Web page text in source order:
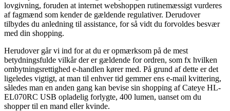
lovgivning, foruden at internet webshoppen rutinemæssigt vurderes
af fagmænd som kender de gældende regulativer. Derudover
tilbydes du anledning til assistance, for så vidt du forvoldes besvær
med din shopping.
Herudover går vi ind for at du er opmærksom på de mest
betydningsfulde vilkår der er gældende for ordren, som fx hvilken
ombytningsrettighed e-handlen kører med. På grund af dette er det
ligeledes vigtigt, at man til enhver tid gemmer ens e-mail kvittering,
således man en anden gang kan bevise sin shopping af Cateye HL-
EL070RC USB opladelig forlygte, 400 lumen, uanset om du
shopper til en mand eller kvinde.